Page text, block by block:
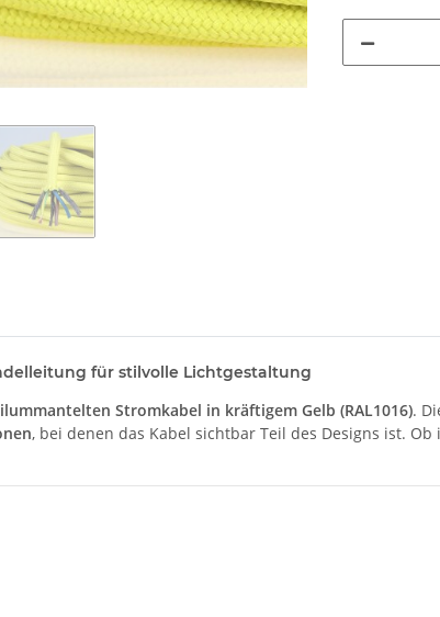
für stilvolle Lichtgestaltung
Stromkabel in kräftigem Gelb (RAL1016).
, bei denen das Kabel sichtbar Teil des Designs ist.